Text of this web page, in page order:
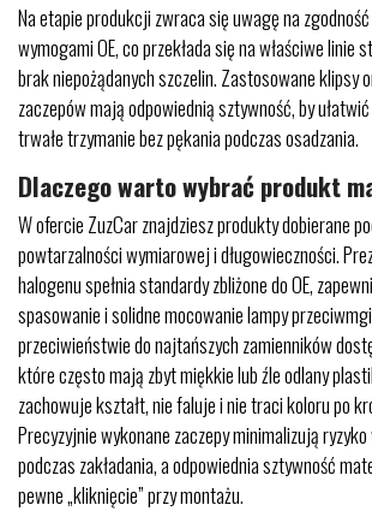
Na etapie produkcji zwraca się uwagę na
wymogami OE, co przekłada się na właściwe linie
brak niepożądanych szczelin. Zastosowane klipsy
zaczepów mają odpowiednią sztywność, by
trwałe trzymanie bez pękania podczas osadzania.
Dlaczego warto wybrać produkt
W ofercie ZuzCar znajdziesz produkty dobierane
powtarzalności wymiarowej i długowieczności.
halogenu spełnia standardy zbliżone do OE,
spasowanie i solidne mocowanie lampy
przeciwieństwie do najtańszych zamienników
które często mają zbyt miękkie lub źle odlany
zachowuje kształt, nie faluje i nie traci koloru po
Precyzyjnie wykonane zaczepy minimalizują ryzyko
podczas zakładania, a odpowiednia sztywność
pewne „kliknięcie” przy montażu.